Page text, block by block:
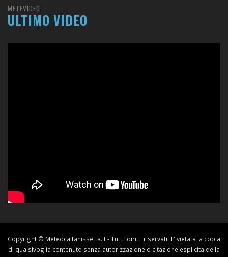
METEVIDEO
ULTIMO VIDEO
Copyright © Meteocaltanissetta.it - Tutti idiritti riservati. E' vietata la copia
di qualsivoglia contenuto senza autorizzazione o citazione esplicita della